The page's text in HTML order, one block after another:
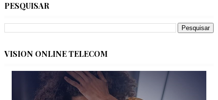
PESQUISAR
VISION ONLINE TELECOM